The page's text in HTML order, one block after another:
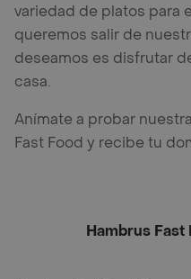
variedad de platos para
queremos salir de
deseamos es disfrutar
casa.
Anímate a probar
Fast Food y recibe tu
Hambrus Fast